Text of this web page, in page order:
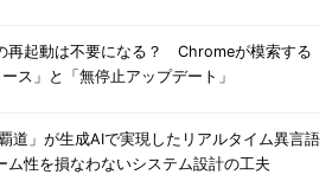
再起動は不要になる？ Chromeが模索する
ース」と「無停止アップデート」
覇道」が生成AIで実現したリアルタイム異言語
性を損なわないシステム設計の工夫